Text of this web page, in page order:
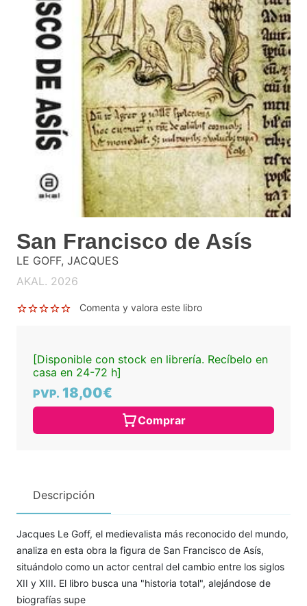
San Francisco de Asís
LE GOFF, JACQUES
AKAL. 2026
Comenta y valora este libro
[Disponible con stock en librería. Recíbelo en
casa en 24-72 h]
PVP. 18,00€
Comprar
Descripción
Jacques Le Goff, el medievalista más reconocido del mundo,
analiza en esta obra la figura de San Francisco de Asís,
situándolo como un actor central del cambio entre los siglos
XII y XIII. El libro busca una "historia total", alejándose de
biografías supe